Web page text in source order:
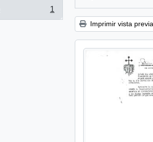
1
Imprimir vista previa